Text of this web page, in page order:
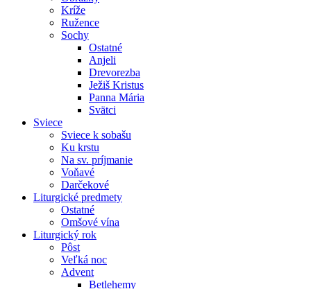
Kríže
Ružence
Sochy
Ostatné
Anjeli
Drevorezba
Ježiš Kristus
Panna Mária
Svätci
Sviece
Sviece k sobašu
Ku krstu
Na sv. príjmanie
Voňavé
Darčekové
Liturgické predmety
Ostatné
Omšové vína
Liturgický rok
Pôst
Veľká noc
Advent
Betlehemy